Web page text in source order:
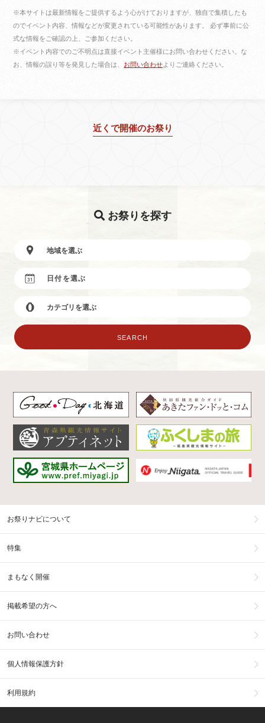
※本サイトは最新情報をご提供するよう心がけておりますが、独自で集積したも
のでイベント内容、情報などが変更されている可能性があります。 必ず事前に公
式な情報をご確認の上、ご参加ください。
※イベント内容でのご不明点は直接イベント主催様にお問い合わせください。な
お、情報の誤り等を発見した場合は、 お問い合わせよりご連絡ください。
近くで開催のお祭り
お祭りを探す
お祭りナビについて
特集
まもなく開催
掲載希望の方へ
お問い合わせ
個人情報保護方針
利用規約